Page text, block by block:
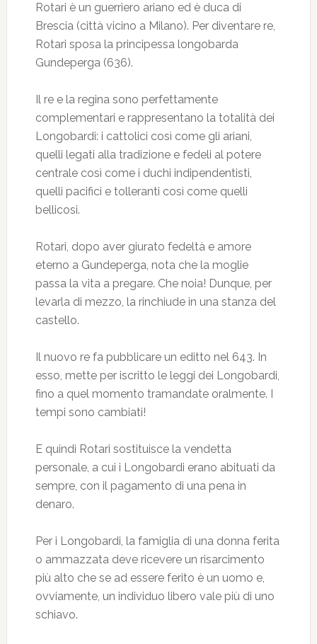
Rotari è un guerriero ariano ed è duca di
Brescia (città vicino a Milano). Per diventare re,
Rotari sposa la principessa longobarda
Gundeperga (636).
Il re e la regina sono perfettamente
complementari e rappresentano la totalità dei
Longobardi: i cattolici così come gli ariani,
quelli legati alla tradizione e fedeli al potere
centrale così come i duchi indipendentisti,
quelli pacifici e tolleranti così come quelli
bellicosi.
Rotari, dopo aver giurato fedeltà e amore
eterno a Gundeperga, nota che la moglie
passa la vita a pregare. Che noia! Dunque, per
levarla di mezzo, la rinchiude in una stanza del
castello.
Il nuovo re fa pubblicare un editto nel 643. In
esso, mette per iscritto le leggi dei Longobardi,
fino a quel momento tramandate oralmente. I
tempi sono cambiati!
E quindi Rotari sostituisce la vendetta
personale, a cui i Longobardi erano abituati da
sempre, con il pagamento di una pena in
denaro.
Per i Longobardi, la famiglia di una donna ferita
o ammazzata deve ricevere un risarcimento
più alto che se ad essere ferito è un uomo e,
ovviamente, un individuo libero vale più di uno
schiavo.